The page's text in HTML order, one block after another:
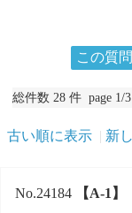
この質
総件数 28 件 page 1/3
古い順に表示 新
No.24184 【A-1】